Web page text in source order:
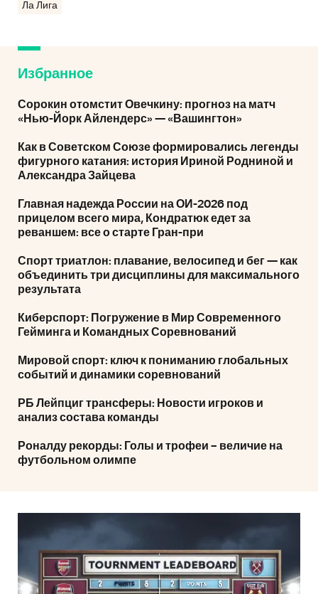
Ла Лига
Избранное
Сорокин отомстит Овечкину: прогноз на матч
«Нью-Йорк Айлендерс» — «Вашингтон»
Как в Советском Союзе формировались легенды
фигурного катания: история Ириной Родниной и
Александра Зайцева
Главная надежда России на ОИ-2026 под
прицелом всего мира, Кондратюк едет за
реваншем: все о старте Гран-при
Спорт триатлон: плавание, велосипед и бег — как
объединить три дисциплины для максимального
результата
Киберспорт: Погружение в Мир Современного
Гейминга и Командных Соревнований
Мировой спорт: ключ к пониманию глобальных
событий и динамики соревнований
РБ Лейпциг трансферы: Новости игроков и
анализ состава команды
Роналду рекорды: Голы и трофеи – величие на
футбольном олимпе